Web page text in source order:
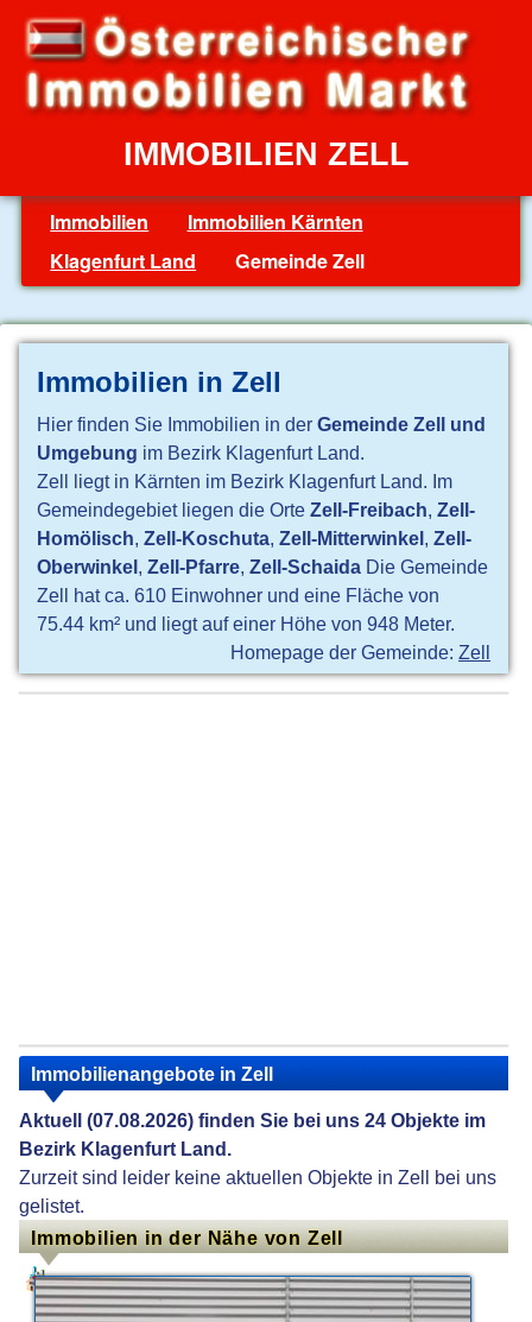
IMMOBILIEN ZELL
Immobilien
Immobilien Kärnten
Klagenfurt Land
Gemeinde Zell
Immobilien in Zell
Hier finden Sie Immobilien in derGemeinde Zell und
Umgebung im Bezirk Klagenfurt Land.
Zell liegt in Kärnten im Bezirk Klagenfurt Land. Im
Gemeindegebiet liegen die OrteZell-Freibach,Zell-
Homölisch,Zell-Koschuta,Zell-Mitterwinkel,Zell-
Oberwinkel,Zell-Pfarre,Zell-Schaida Die Gemeinde
Zell hat ca. 610 Einwohner und eine Fläche von
75.44 km² und liegt auf einer Höhe von 948 Meter.
Homepage der Gemeinde:Zell
Immobilienangebote in Zell
Aktuell (07.08.2026) finden Sie bei uns 24 Objekte im
Bezirk Klagenfurt Land.
Zurzeit sind leider keine aktuellen Objekte in Zell bei uns
gelistet.
Immobilien in der Nähe von Zell